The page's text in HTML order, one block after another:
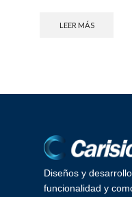
LEER MÁS
Diseños y
funcionalidad y